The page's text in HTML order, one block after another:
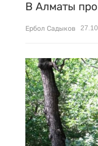
В Алматы
Ербол Садыков